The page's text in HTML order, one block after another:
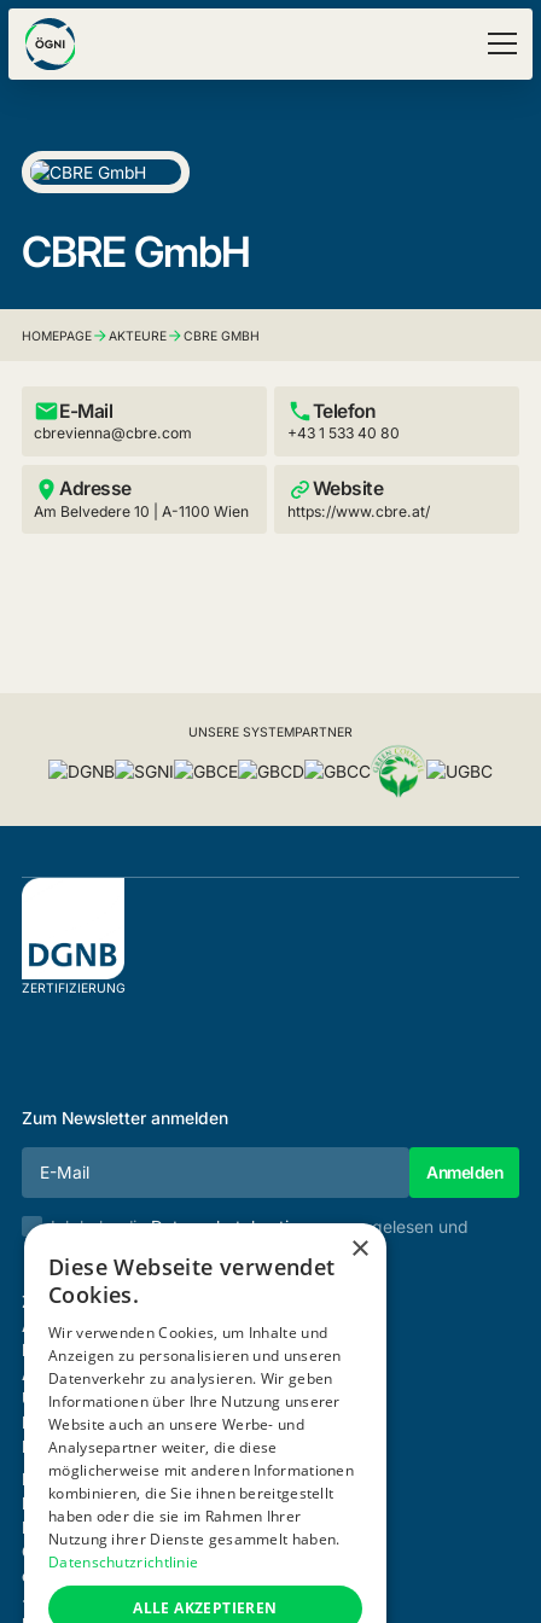
CBRE GmbH
HOMEPAGE AKTEURE CBRE GMBH
E-Mail
cbrevienna@cbre.com
Telefon
+43 1 533 40 80
Adresse
Am Belvedere 10 | A-1100 Wien
Website
https://www.cbre.at/
UNSERE SYSTEMPARTNER
ZERTIFIZIERUNG
Zum Newsletter anmelden
Ich habe dieDatenschutzbestimmungengelesen und
Zertifizierung & Verifikation
Akademie
Mitgliedschaft
Aktivitäten
Über uns
Login
Kontakt
Impressum
Datenschutz
Barrierefreiheitserklärung
Cookie-Einstellungen anpassen
office@ogni.at
+43 664 15 63 507
×
Diese Webseite verwendet
Cookies.
Wir verwenden Cookies, um Inhalte und
Anzeigen zu personalisieren und unseren
Datenverkehr zu analysieren. Wir geben
Informationen über Ihre Nutzung unserer
Website auch an unsere Werbe- und
Analysepartner weiter, die diese
möglicherweise mit anderen Informationen
kombinieren, die Sie ihnen bereitgestellt
haben oder die sie im Rahmen Ihrer
Nutzung ihrer Dienste gesammelt haben.
Datenschutzrichtlinie
ALLE AKZEPTIEREN